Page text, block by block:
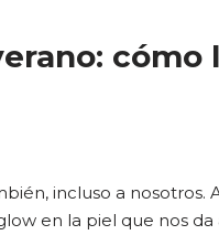
cómo
incluso a
en la piel que nos